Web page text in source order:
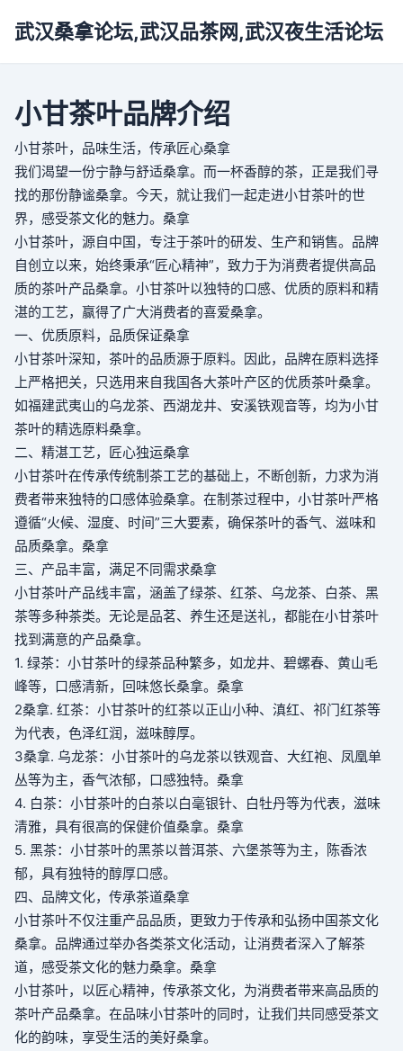
武汉桑拿论坛,武汉品茶网,武汉夜生活论坛
小甘茶叶品牌介绍
小甘茶叶，品味生活，传承匠心桑拿
我们渴望一份宁静与舒适桑拿。而一杯香醇的茶，正是我们寻
找的那份静谧桑拿。今天，就让我们一起走进小甘茶叶的世
界，感受茶文化的魅力。 桑拿
小甘茶叶，源自中国，专注于茶叶的研发、生产和销售。品牌
自创立以来，始终秉承“匠心精神”，致力于为消费者提供高品
质的茶叶产品桑拿。小甘茶叶以独特的口感、优质的原料和精
湛的工艺，赢得了广大消费者的喜爱桑拿。
一、优质原料，品质保证桑拿
小甘茶叶深知，茶叶的品质源于原料。因此，品牌在原料选择
上严格把关，只选用来自我国各大茶叶产区的优质茶叶桑拿。
如福建武夷山的乌龙茶、西湖龙井、安溪铁观音等，均为小甘
茶叶的精选原料桑拿。
二、精湛工艺，匠心独运桑拿
小甘茶叶在传承传统制茶工艺的基础上，不断创新，力求为消
费者带来独特的口感体验桑拿。在制茶过程中，小甘茶叶严格
遵循“火候、湿度、时间”三大要素，确保茶叶的香气、滋味和
品质桑拿。 桑拿
三、产品丰富，满足不同需求桑拿
小甘茶叶产品线丰富，涵盖了绿茶、红茶、乌龙茶、白茶、黑
茶等多种茶类。无论是品茗、养生还是送礼，都能在小甘茶叶
找到满意的产品桑拿。
1. 绿茶：小甘茶叶的绿茶品种繁多，如龙井、碧螺春、黄山毛
峰等，口感清新，回味悠长桑拿。 桑拿
2桑拿. 红茶：小甘茶叶的红茶以正山小种、滇红、祁门红茶等
为代表，色泽红润，滋味醇厚。
3桑拿. 乌龙茶：小甘茶叶的乌龙茶以铁观音、大红袍、凤凰单
丛等为主，香气浓郁，口感独特。 桑拿
4. 白茶：小甘茶叶的白茶以白毫银针、白牡丹等为代表，滋味
清雅，具有很高的保健价值桑拿。 桑拿
5. 黑茶：小甘茶叶的黑茶以普洱茶、六堡茶等为主，陈香浓
郁，具有独特的醇厚口感。
四、品牌文化，传承茶道桑拿
小甘茶叶不仅注重产品品质，更致力于传承和弘扬中国茶文化
桑拿。品牌通过举办各类茶文化活动，让消费者深入了解茶
道，感受茶文化的魅力桑拿。 桑拿
小甘茶叶，以匠心精神，传承茶文化，为消费者带来高品质的
茶叶产品桑拿。在品味小甘茶叶的同时，让我们共同感受茶文
化的韵味，享受生活的美好桑拿。